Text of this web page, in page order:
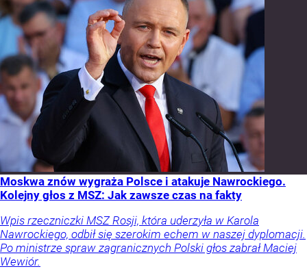
Moskwa znów wygraża Polsce i atakuje Nawrockiego.
Kolejny głos z MSZ: Jak zawsze czas na fakty
Wpis rzeczniczki MSZ Rosji, która uderzyła w Karola
Nawrockiego, odbił się szerokim echem w naszej dyplomacji.
Po ministrze spraw zagranicznych Polski głos zabrał Maciej
Wewiór.